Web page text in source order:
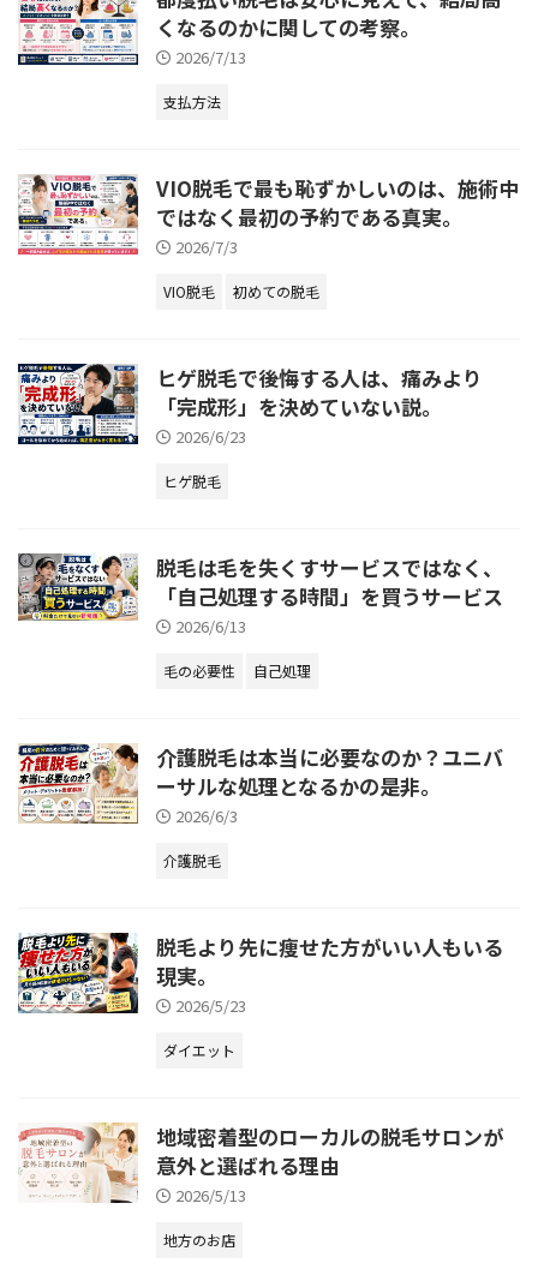
くなるのかに関しての考察。
2026/7/13
支払方法
VIO脱毛で最も恥ずかしいのは、施術中
ではなく最初の予約である真実。
2026/7/3
VIO脱毛 初めての脱毛
ヒゲ脱毛で後悔する人は、痛みより
「完成形」を決めていない説。
2026/6/23
ヒゲ脱毛
脱毛は毛を失くすサービスではなく、
「自己処理する時間」を買うサービス
2026/6/13
毛の必要性 自己処理
介護脱毛は本当に必要なのか？ユニバ
ーサルな処理となるかの是非。
2026/6/3
介護脱毛
脱毛より先に痩せた方がいい人もいる
現実。
2026/5/23
ダイエット
地域密着型のローカルの脱毛サロンが
意外と選ばれる理由
2026/5/13
地方のお店